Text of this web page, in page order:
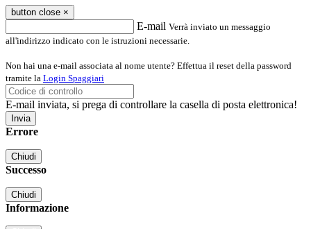
button close ×
E-mail Verrà inviato un messaggio
all'indirizzo indicato con le istruzioni necessarie.
Non hai una e-mail associata al nome utente? Effettua il reset della password
tramite la Login Spaggiari
E-mail inviata, si prega di controllare la casella di posta elettronica!
Errore
Chiudi
Successo
Chiudi
Informazione